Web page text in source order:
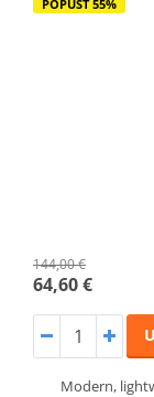
POPUST 55%
144,00 €
64,60 €
Modern,